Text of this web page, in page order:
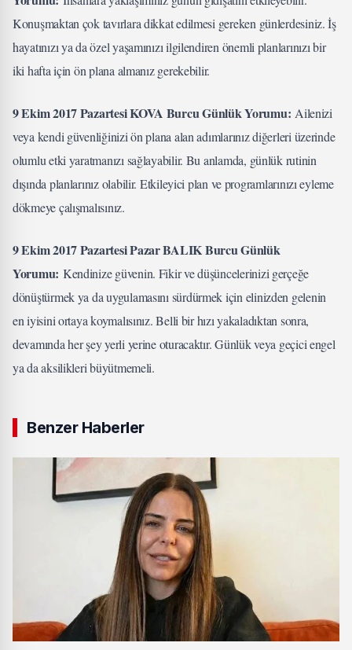
Konuşmaktan çok tavırlara dikkat edilmesi gereken günlerdesiniz. İş
hayatınızı ya da özel yaşamınızı ilgilendiren önemli planlarınızı bir
iki hafta için ön plana almanız gerekebilir.
9 Ekim 2017 Pazartesi KOVA Burcu Günlük Yorumu:Ailenizi
veya kendi güvenliğinizi ön plana alan adımlarınız diğerleri üzerinde
olumlu etki yaratmanızı sağlayabilir. Bu anlamda, günlük rutinin
dışında planlarınız olabilir. Etkileyici plan ve programlarınızı eyleme
dökmeye çalışmalısınız.
9 Ekim 2017 Pazartesi Pazar BALIK Burcu Günlük
Yorumu: Kendinize güvenin. Fikir ve düşüncelerinizi gerçeğe
dönüştürmek ya da uygulamasını sürdürmek için elinizden gelenin
en iyisini ortaya koymalısınız. Belli bir hızı yakaladıktan sonra,
devamında her şey yerli yerine oturacaktır. Günlük veya geçici engel
ya da aksilikleri büyütmemeli.
Benzer Haberler